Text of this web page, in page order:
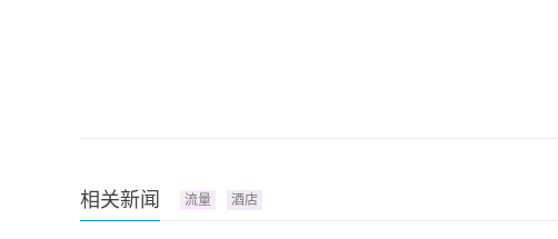
相关新闻 流量 酒店